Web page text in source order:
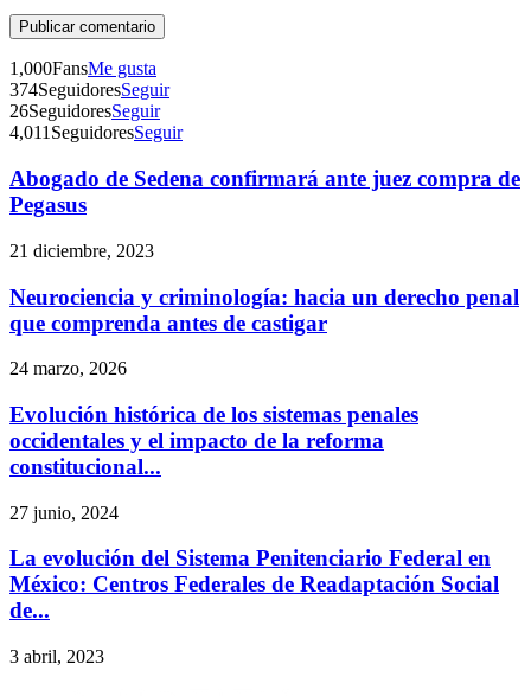
1,000FansMe gusta
374SeguidoresSeguir
26SeguidoresSeguir
4,011 SeguidoresSeguir
Abogado de Sedena confirmará ante juez compra de
Pegasus
21 diciembre, 2023
Neurociencia y criminología: hacia un derecho penal
que comprenda antes de castigar
24 marzo, 2026
Evolución histórica de los sistemas penales
occidentales y el impacto de la reforma
constitucional...
27 junio, 2024
La evolución del Sistema Penitenciario Federal en
México: Centros Federales de Readaptación Social
de...
3 abril, 2023